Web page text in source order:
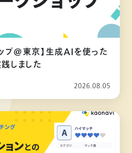
プ@東京】生成AIを使った
しました
2026.08.05